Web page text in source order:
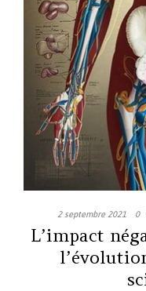
2 septembre 2021 0
L’impact